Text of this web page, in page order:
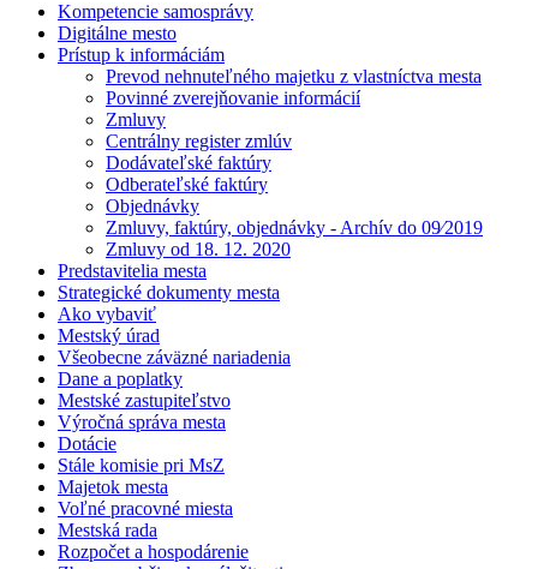
Kompetencie samosprávy
Digitálne mesto
Prístup k informáciám
Prevod nehnuteľného majetku z vlastníctva mesta
Povinné zverejňovanie informácií
Zmluvy
Centrálny register zmlúv
Dodávateľské faktúry
Odberateľské faktúry
Objednávky
Zmluvy, faktúry, objednávky - Archív do 09⁄2019
Zmluvy od 18. 12. 2020
Predstavitelia mesta
Strategické dokumenty mesta
Ako vybaviť
Mestský úrad
Všeobecne záväzné nariadenia
Dane a poplatky
Mestské zastupiteľstvo
Výročná správa mesta
Dotácie
Stále komisie pri MsZ
Majetok mesta
Voľné pracovné miesta
Mestská rada
Rozpočet a hospodárenie